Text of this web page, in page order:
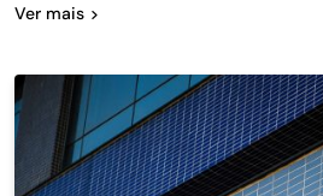
Ver mais